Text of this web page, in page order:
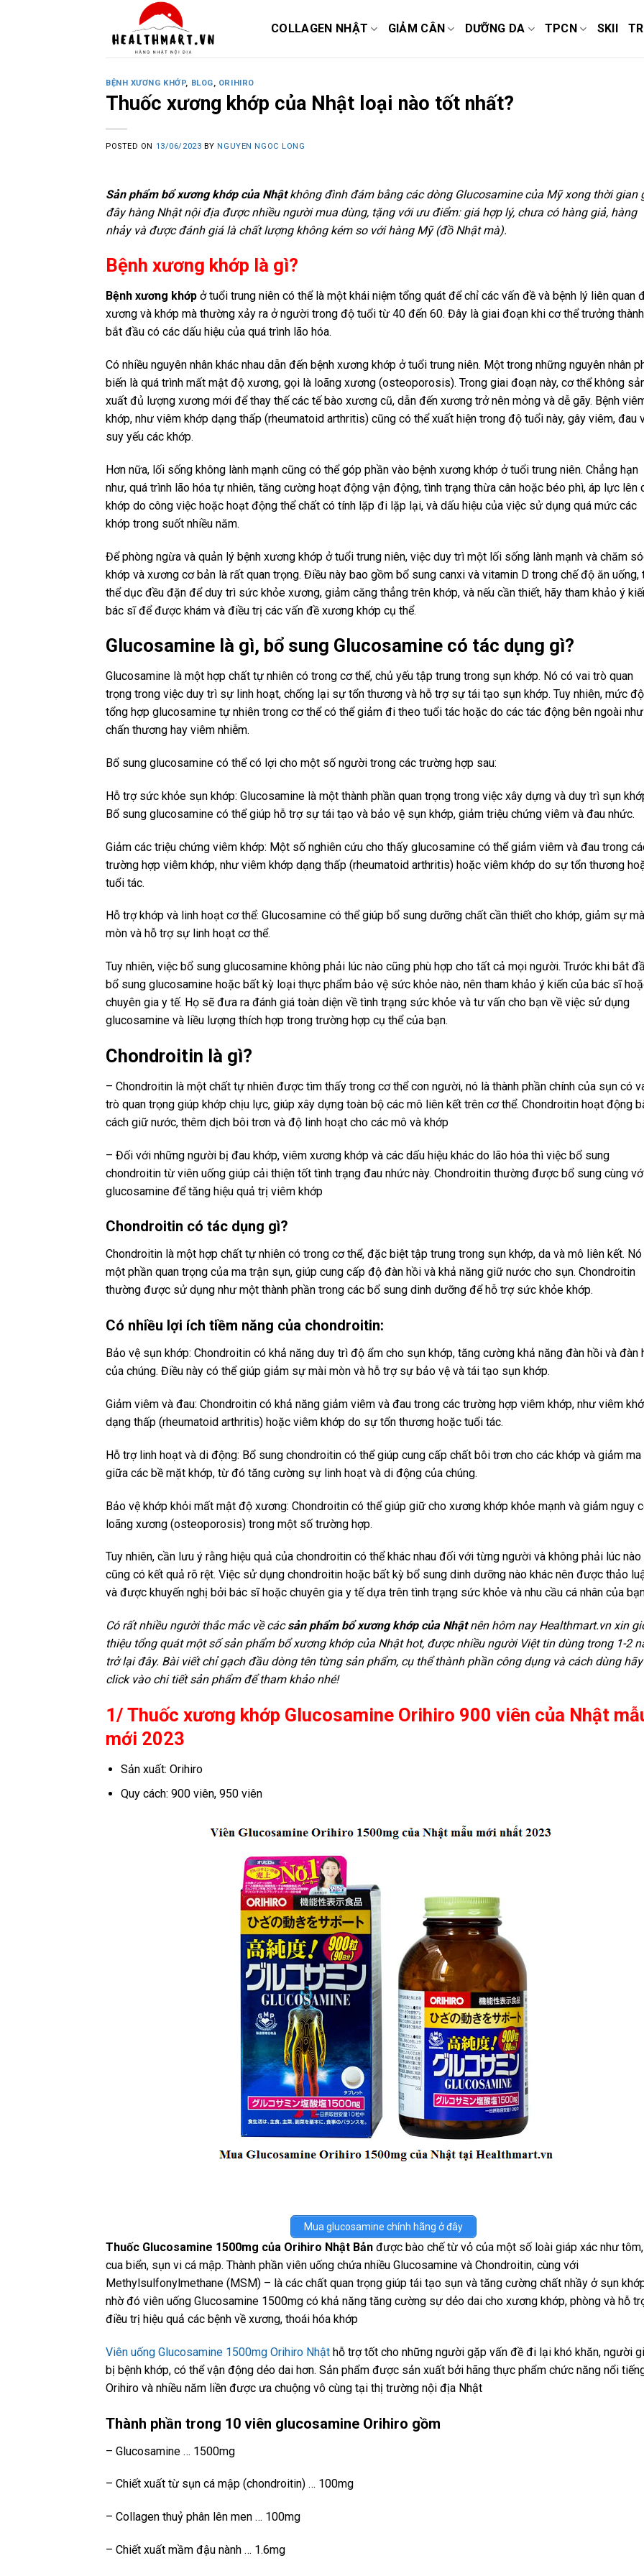
COLLAGEN NHẬT GIẢM CÂN DƯỠNG DA TPCN SKII
BỆNH XƯƠNG KHỚP, BLOG, ORIHIRO
Thuốc xương khớp của Nhật loại nào tốt nhất?
POSTED ON 13/06/2023 BY NGUYEN NGOC LONG
Sản phẩm bổ xương khớp của Nhậtkhông đình đám bằng các dòng Glucosamine của Mỹ xong thời gian
đây hàng Nhật nội địa được nhiều người mua dùng, tặng với ưu điểm: giá hợp lý, chưa có hàng giả, hàng
nhảy và được đánh giá là chất lượng không kém so với hàng Mỹ (đồ Nhật mà).
Bệnh xương khớp là gì?
Bệnh xương khớp ở tuổi trung niên có thể là một khái niệm tổng quát để chỉ các vấn đề và bệnh lý liên quan
xương và khớp mà thường xảy ra ở người trong độ tuổi từ 40 đến 60. Đây là giai đoạn khi cơ thể trưởng
bắt đầu có các dấu hiệu của quá trình lão hóa.
Có nhiều nguyên nhân khác nhau dẫn đến bệnh xương khớp ở tuổi trung niên. Một trong những nguyên nhân
biến là quá trình mất mật độ xương, gọi là loãng xương (osteoporosis). Trong giai đoạn này, cơ thể không
xuất đủ lượng xương mới để thay thế các tế bào xương cũ, dẫn đến xương trở nên mỏng và dễ gãy. Bệnh
khớp, như viêm khớp dạng thấp (rheumatoid arthritis) cũng có thể xuất hiện trong độ tuổi này, gây viêm, đau
suy yếu các khớp.
Hơn nữa, lối sống không lành mạnh cũng có thể góp phần vào bệnh xương khớp ở tuổi trung niên. Chẳng hạn
như, quá trình lão hóa tự nhiên, tăng cường hoạt động vận động, tình trạng thừa cân hoặc béo phì, áp lực lên
khớp do công việc hoặc hoạt động thể chất có tính lặp đi lặp lại, và dấu hiệu của việc sử dụng quá mức các
khớp trong suốt nhiều năm.
Để phòng ngừa và quản lý bệnh xương khớp ở tuổi trung niên, việc duy trì một lối sống lành mạnh và chăm
khớp và xương cơ bản là rất quan trọng. Điều này bao gồm bổ sung canxi và vitamin D trong chế độ ăn uống,
thể dục đều đặn để duy trì sức khỏe xương, giảm căng thẳng trên khớp, và nếu cần thiết, hãy tham khảo ý
bác sĩ để được khám và điều trị các vấn đề xương khớp cụ thể.
Glucosamine là gì, bổ sung Glucosamine có tác dụng gì?
Glucosamine là một hợp chất tự nhiên có trong cơ thể, chủ yếu tập trung trong sụn khớp. Nó có vai trò quan
trọng trong việc duy trì sự linh hoạt, chống lại sự tổn thương và hỗ trợ sự tái tạo sụn khớp. Tuy nhiên, mức độ
tổng hợp glucosamine tự nhiên trong cơ thể có thể giảm đi theo tuổi tác hoặc do các tác động bên ngoài như
chấn thương hay viêm nhiễm.
Bổ sung glucosamine có thể có lợi cho một số người trong các trường hợp sau:
Hỗ trợ sức khỏe sụn khớp: Glucosamine là một thành phần quan trọng trong việc xây dựng và duy trì sụn
Bổ sung glucosamine có thể giúp hỗ trợ sự tái tạo và bảo vệ sụn khớp, giảm triệu chứng viêm và đau nhức.
Giảm các triệu chứng viêm khớp: Một số nghiên cứu cho thấy glucosamine có thể giảm viêm và đau trong
trường hợp viêm khớp, như viêm khớp dạng thấp (rheumatoid arthritis) hoặc viêm khớp do sự tổn thương
tuổi tác.
Hỗ trợ khớp và linh hoạt cơ thể: Glucosamine có thể giúp bổ sung dưỡng chất cần thiết cho khớp, giảm sự
mòn và hỗ trợ sự linh hoạt cơ thể.
Tuy nhiên, việc bổ sung glucosamine không phải lúc nào cũng phù hợp cho tất cả mọi người. Trước khi bắt
bổ sung glucosamine hoặc bất kỳ loại thực phẩm bảo vệ sức khỏe nào, nên tham khảo ý kiến ​​của bác sĩ
chuyên gia y tế. Họ sẽ đưa ra đánh giá toàn diện về tình trạng sức khỏe và tư vấn cho bạn về việc sử dụng
glucosamine và liều lượng thích hợp trong trường hợp cụ thể của bạn.
Chondroitin là gì?
– Chondroitin là một chất tự nhiên được tìm thấy trong cơ thể con người, nó là thành phần chính của sụn có
trò quan trọng giúp khớp chịu lực, giúp xây dựng toàn bộ các mô liên kết trên cơ thể. Chondroitin hoạt động
cách giữ nước, thêm dịch bôi trơn và độ linh hoạt cho các mô và khớp
– Đối với những người bị đau khớp, viêm xương khớp và các dấu hiệu khác do lão hóa thì việc bổ sung
chondroitin từ viên uống giúp cải thiện tốt tình trạng đau nhức này. Chondroitin thường được bổ sung cùng
glucosamine để tăng hiệu quả trị viêm khớp
Chondroitin có tác dụng gì?
Chondroitin là một hợp chất tự nhiên có trong cơ thể, đặc biệt tập trung trong sụn khớp, da và mô liên kết. Nó
một phần quan trọng của ma trận sụn, giúp cung cấp độ đàn hồi và khả năng giữ nước cho sụn. Chondroitin
thường được sử dụng như một thành phần trong các bổ sung dinh dưỡng để hỗ trợ sức khỏe khớp.
Có nhiều lợi ích tiềm năng của chondroitin:
Bảo vệ sụn khớp: Chondroitin có khả năng duy trì độ ẩm cho sụn khớp, tăng cường khả năng đàn hồi và đàn
của chúng. Điều này có thể giúp giảm sự mài mòn và hỗ trợ sự bảo vệ và tái tạo sụn khớp.
Giảm viêm và đau: Chondroitin có khả năng giảm viêm và đau trong các trường hợp viêm khớp, như viêm
dạng thấp (rheumatoid arthritis) hoặc viêm khớp do sự tổn thương hoặc tuổi tác.
Hỗ trợ linh hoạt và di động: Bổ sung chondroitin có thể giúp cung cấp chất bôi trơn cho các khớp và giảm
giữa các bề mặt khớp, từ đó tăng cường sự linh hoạt và di động của chúng.
Bảo vệ khớp khỏi mất mật độ xương: Chondroitin có thể giúp giữ cho xương khớp khỏe mạnh và giảm nguy
loãng xương (osteoporosis) trong một số trường hợp.
Tuy nhiên, cần lưu ý rằng hiệu quả của chondroitin có thể khác nhau đối với từng người và không phải lúc nào
cũng có kết quả rõ rệt. Việc sử dụng chondroitin hoặc bất kỳ bổ sung dinh dưỡng nào khác nên được thảo
và được khuyến nghị bởi bác sĩ hoặc chuyên gia y tế dựa trên tình trạng sức khỏe và nhu cầu cá nhân của
Có rất nhiều người thắc mắc về cácsản phẩm bổ xương khớp của Nhậtnên hôm nay Healthmart.vn xin
thiệu tổng quát một số sản phẩm bổ xương khớp của Nhật hot, được nhiều người Việt tin dùng trong 1-2
trở lại đây. Bài viết chỉ gạch đầu dòng tên từng sản phẩm, cụ thể thành phần công dụng và cách dùng hãy
click vào chi tiết sản phẩm để tham khảo nhé!
1/ Thuốc xương khớp Glucosamine Orihiro 900 viên của Nhật
mới 2023
Sản xuất: Orihiro
Quy cách: 900 viên, 950 viên
Mua glucosamine chính hãng ở đây
Thuốc Glucosamine 1500mg của Orihiro Nhật Bản được bào chế từ vỏ của một số loài giáp xác như tôm,
cua biển, sụn vi cá mập. Thành phần viên uống chứa nhiều Glucosamine và Chondroitin, cùng với
Methylsulfonylmethane (MSM) – là các chất quan trọng giúp tái tạo sụn và tăng cường chất nhầy ở sụn
nhờ đó viên uống Glucosamine 1500mg có khả năng tăng cường sự dẻo dai cho xương khớp, phòng và hỗ
điều trị hiệu quả các bệnh về xương, thoái hóa khớp
Viên uống Glucosamine 1500mg Orihiro Nhật hỗ trợ tốt cho những người gặp vấn đề đi lại khó khăn, người
bị bệnh khớp, có thể vận động dẻo dai hơn. Sản phẩm được sản xuất bởi hãng thực phẩm chức năng nổi
Orihiro và nhiều năm liền được ưa chuộng vô cùng tại thị trường nội địa Nhật
Thành phần trong 10 viên glucosamine Orihiro gồm
– Glucosamine … 1500mg
– Chiết xuất từ sụn cá mập (chondroitin) … 100mg
– Collagen thuỷ phân lên men … 100mg
– Chiết xuất mầm đậu nành … 1.6mg